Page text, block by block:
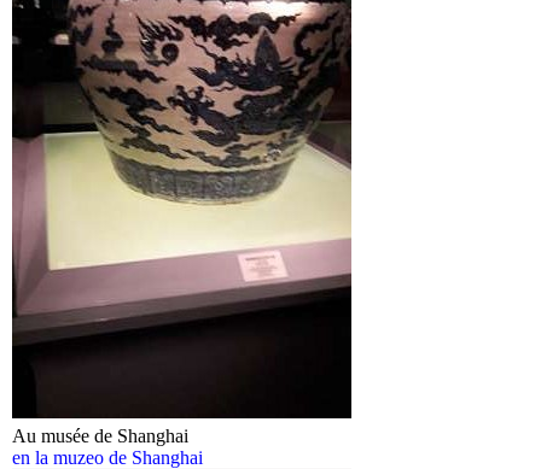
Au musée de Shanghai
en la muzeo de Shanghai